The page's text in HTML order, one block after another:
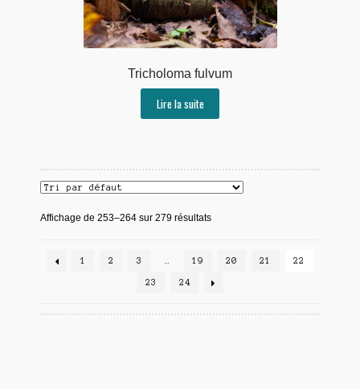
Tricholoma fulvum
Lire la suite
Affichage de 253–264 sur 279 résultats
1 2 3 19 20 21 22
23 24